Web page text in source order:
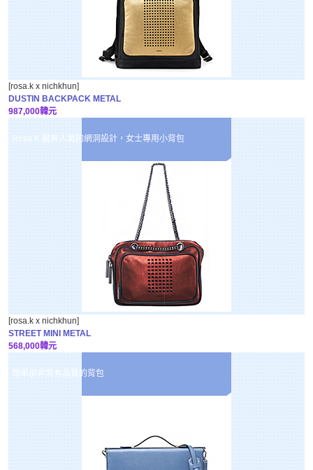
[rosa.k x nichkhun]
DUSTIN BACKPACK METAL
987,000韓元
Rosa.K 最有人氣的網洞設計，女士專用小背包
[rosa.k x nichkhun]
STREET MINI METAL
568,000韓元
簡單卻非常有品質的背包